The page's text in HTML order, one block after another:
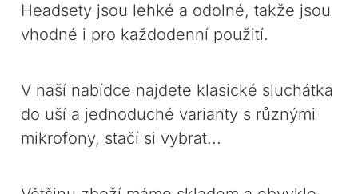
Headsety jsou lehké a odolné, takže jsou
vhodné i pro každodenní použití.
V naší nabídce najdete klasické sluchátka
do uší a jednoduché varianty s různými
mikrofony, stačí si vybrat...